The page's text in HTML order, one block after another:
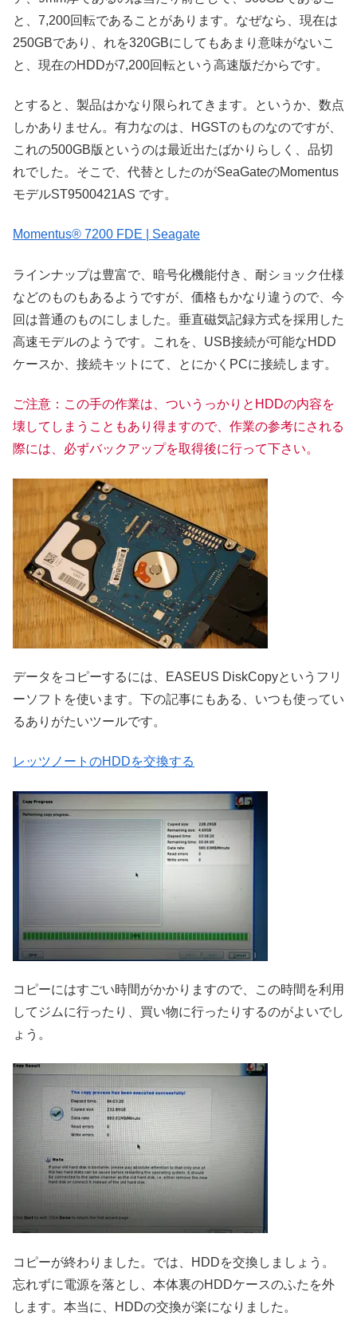
と、7,200回転であることがあります。なぜなら、現在は
250GBであり、れを320GBにしてもあまり意味がないこ
と、現在のHDDが7,200回転という高速版だからです。
とすると、製品はかなり限られてきます。というか、数点
しかありません。有力なのは、HGSTのものなのですが、
これの500GB版というのは最近出たばかりらしく、品切
れでした。そこで、代替としたのがSeaGateのMomentus
モデルST9500421AS です。
Momentus® 7200 FDE | Seagate
ラインナップは豊富で、暗号化機能付き、耐ショック仕様
などのものもあるようですが、価格もかなり違うので、今
回は普通のものにしました。垂直磁気記録方式を採用した
高速モデルのようです。これを、USB接続が可能なHDD
ケースか、接続キットにて、とにかくPCに接続します。
ご注意：この手の作業は、ついうっかりとHDDの内容を
壊してしまうこともあり得ますので、作業の参考にされる
際には、必ずバックアップを取得後に行って下さい。
データをコピーするには、EASEUS DiskCopyというフリ
ーソフトを使います。下の記事にもある、いつも使ってい
るありがたいツールです。
レッツノートのHDDを交換する
コピーにはすごい時間がかかりますので、この時間を利用
してジムに行ったり、買い物に行ったりするのがよいでし
ょう。
コピーが終わりました。では、HDDを交換しましょう。
忘れずに電源を落とし、本体裏のHDDケースのふたを外
します。本当に、HDDの交換が楽になりました。